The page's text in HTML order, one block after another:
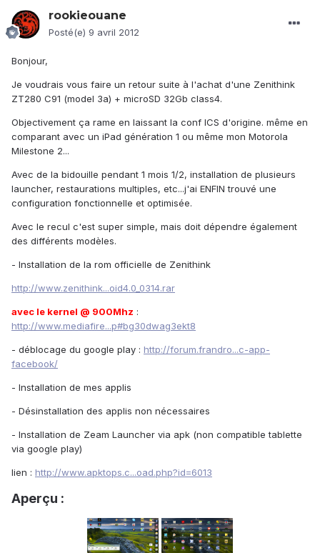
rookieouane
Posté(e) 9 avril 2012
Bonjour,
Je voudrais vous faire un retour suite à l'achat d'une Zenithink
ZT280 C91 (model 3a) + microSD 32Gb class4.
Objectivement ça rame en laissant la conf ICS d'origine. même en
comparant avec un iPad génération 1 ou même mon Motorola
Milestone 2...
Avec de la bidouille pendant 1 mois 1/2, installation de plusieurs
launcher, restaurations multiples, etc...j'ai ENFIN trouvé une
configuration fonctionnelle et optimisée.
Avec le recul c'est super simple, mais doit dépendre également
des différents modèles.
- Installation de la rom officielle de Zenithink
http://www.zenithink...oid4.0_0314.rar
avec le kernel @ 900Mhz :
http://www.mediafire...p#bg30dwag3ekt8
- déblocage du google play : http://forum.frandro...c-app-
facebook/
- Installation de mes applis
- Désinstallation des applis non nécessaires
- Installation de Zeam Launcher via apk (non compatible tablette
via google play)
lien : http://www.apktops.c...oad.php?id=6013
Aperçu :